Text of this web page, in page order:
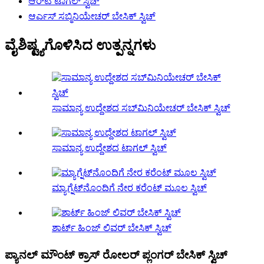
ಆರ್ಎಸ್ ಸಬ್ಮಿನಿಯೇಚರ್ ಬೇಸಿಕ್ ಸ್ವಿಚ್
ವೈಶಿಷ್ಟ್ಯಗೊಳಿಸಿದ ಉತ್ಪನ್ನಗಳು
ಸಾಮಾನ್ಯ ಉದ್ದೇಶದ ಸಬ್‌ಮಿನಿಯೇಚರ್ ಬೇಸಿಕ್ ಸ್ವಿಚ್
ಸಾಮಾನ್ಯ ಉದ್ದೇಶದ ಟಾಗಲ್ ಸ್ವಿಚ್
ಮ್ಯಾಗ್ನೆಟ್‌ನೊಂದಿಗೆ ನೇರ ಕರೆಂಟ್ ಮೂಲ ಸ್ವಿಚ್
ಶಾರ್ಟ್ ಹಿಂಜ್ ಲಿವರ್ ಬೇಸಿಕ್ ಸ್ವಿಚ್
ಪ್ಯಾನಲ್ ಮೌಂಟ್ ಕ್ರಾಸ್ ರೋಲರ್ ಪ್ಲಂಗರ್ ಬೇಸಿಕ್ ಸ್ವಿಚ್